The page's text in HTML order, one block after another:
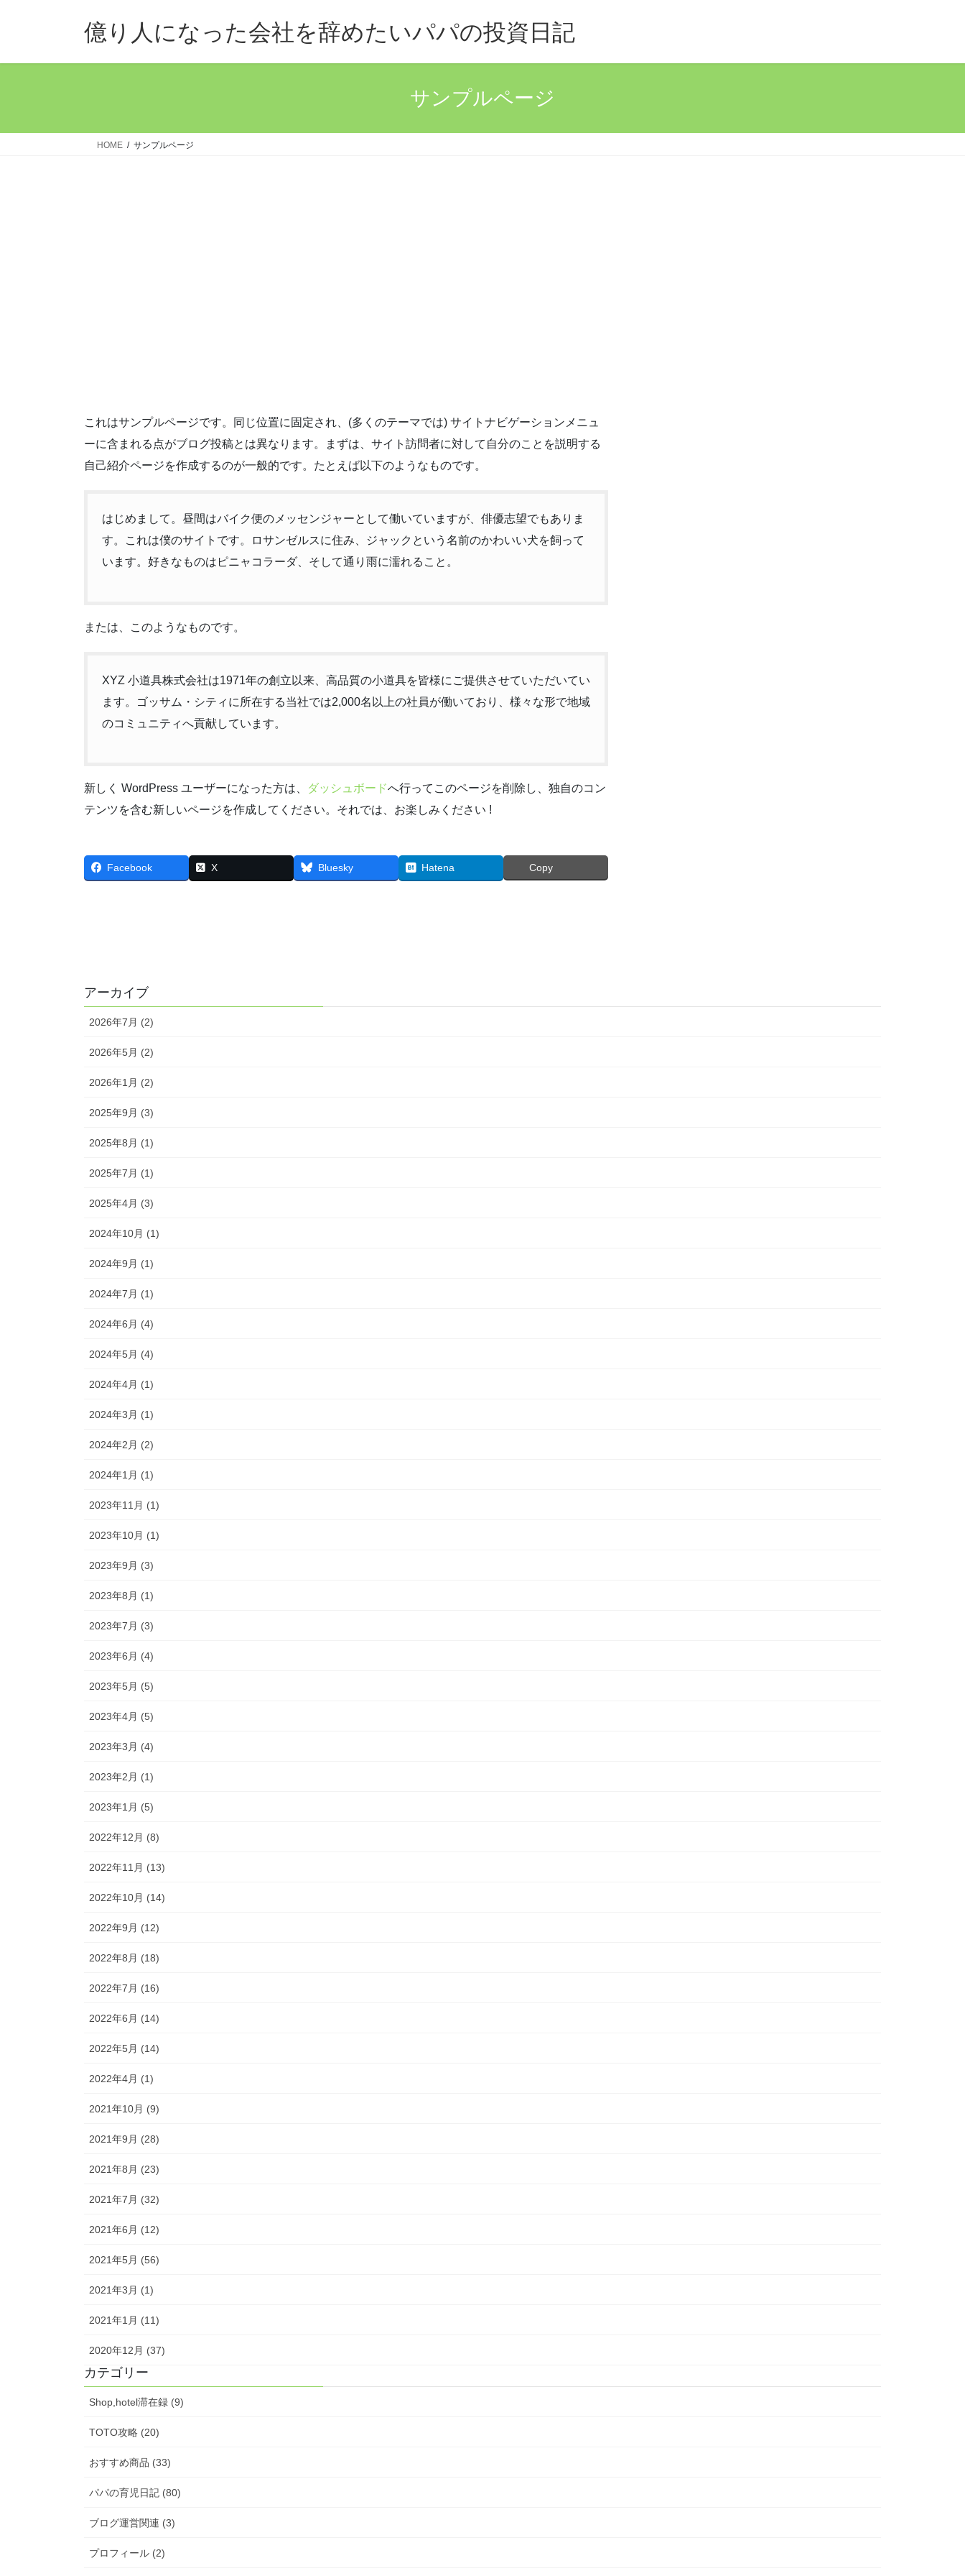
億り人になった会社を辞めたいパパの投資日記
サンプルページ
HOME サンプルページ
これはサンプルページです。同じ位置に固定され、(多くのテーマでは) サイトナビゲーションメニュ
ーに含まれる点がブログ投稿とは異なります。まずは、サイト訪問者に対して自分のことを説明する
自己紹介ページを作成するのが一般的です。たとえば以下のようなものです。
はじめまして。昼間はバイク便のメッセンジャーとして働いていますが、俳優志望でもありま
す。これは僕のサイトです。ロサンゼルスに住み、ジャックという名前のかわいい犬を飼って
います。好きなものはピニャコラーダ、そして通り雨に濡れること。
または、このようなものです。
XYZ 小道具株式会社は1971年の創立以来、高品質の小道具を皆様にご提供させていただいてい
ます。ゴッサム・シティに所在する当社では2,000名以上の社員が働いており、様々な形で地域
のコミュニティへ貢献しています。
新しく WordPress ユーザーになった方は、 ダッシュボードへ行ってこのページを削除し、独自のコン
テンツを含む新しいページを作成してください。それでは、お楽しみください !
Facebook X Bluesky Hatena Copy
アーカイブ
2026年7月 (2)
2026年5月 (2)
2026年1月 (2)
2025年9月 (3)
2025年8月 (1)
2025年7月 (1)
2025年4月 (3)
2024年10月 (1)
2024年9月 (1)
2024年7月 (1)
2024年6月 (4)
2024年5月 (4)
2024年4月 (1)
2024年3月 (1)
2024年2月 (2)
2024年1月 (1)
2023年11月 (1)
2023年10月 (1)
2023年9月 (3)
2023年8月 (1)
2023年7月 (3)
2023年6月 (4)
2023年5月 (5)
2023年4月 (5)
2023年3月 (4)
2023年2月 (1)
2023年1月 (5)
2022年12月 (8)
2022年11月 (13)
2022年10月 (14)
2022年9月 (12)
2022年8月 (18)
2022年7月 (16)
2022年6月 (14)
2022年5月 (14)
2022年4月 (1)
2021年10月 (9)
2021年9月 (28)
2021年8月 (23)
2021年7月 (32)
2021年6月 (12)
2021年5月 (56)
2021年3月 (1)
2021年1月 (11)
2020年12月 (37)
カテゴリー
Shop,hotel滞在録 (9)
TOTO攻略 (20)
おすすめ商品 (33)
パパの育児日記 (80)
ブログ運営関連 (3)
プロフィール (2)